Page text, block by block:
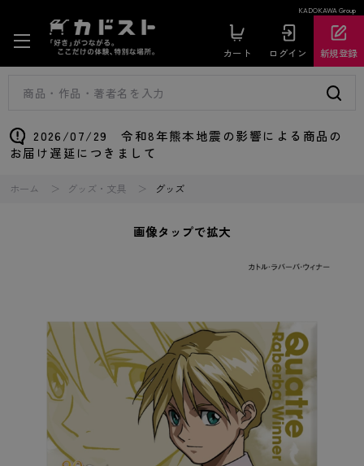
KADOKAWA Group
カート ログイン 新規登録
2026/07/29 令和8年熊本地震の影響による商品の
お届け遅延につきまして
ホーム グッズ・文具 グッズ
画像タップで拡大